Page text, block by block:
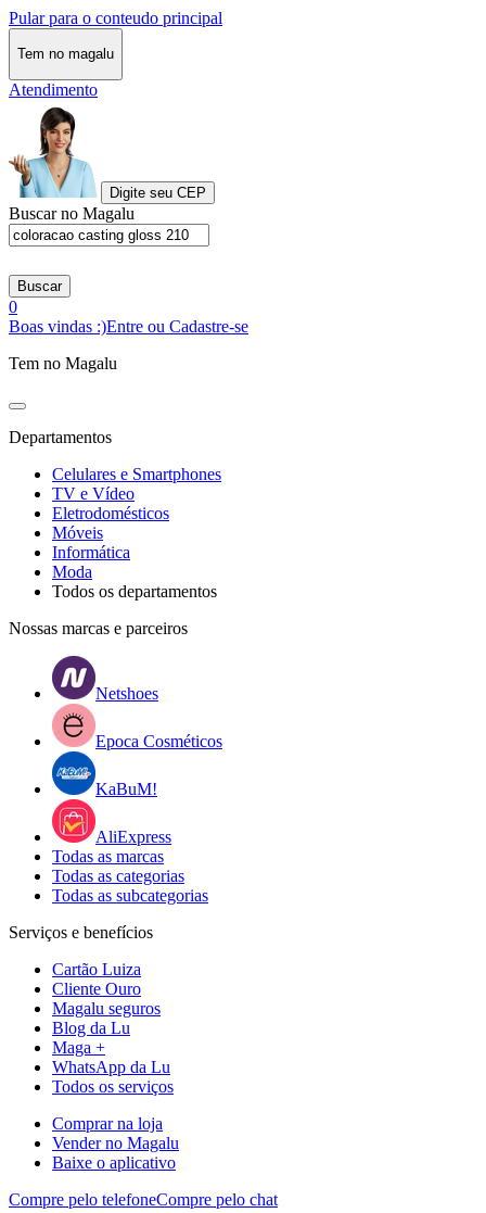
Pular para o conteudo principal
Tem no magalu
Atendimento
Digite seu CEP
Buscar no Magalu
Buscar
0
Boas vindas :)Entre ou Cadastre-se
Tem no Magalu
Departamentos
Celulares e Smartphones
TV e Vídeo
Eletrodomésticos
Móveis
Informática
Moda
Todos os departamentos
Nossas marcas e parceiros
Netshoes
Epoca Cosméticos
KaBuM!
AliExpress
Todas as marcas
Todas as categorias
Todas as subcategorias
Serviços e benefícios
Cartão Luiza
Cliente Ouro
Magalu seguros
Blog da Lu
Maga +
WhatsApp da Lu
Todos os serviços
Comprar na loja
Vender no Magalu
Baixe o aplicativo
Compre pelo telefoneCompre pelo chat